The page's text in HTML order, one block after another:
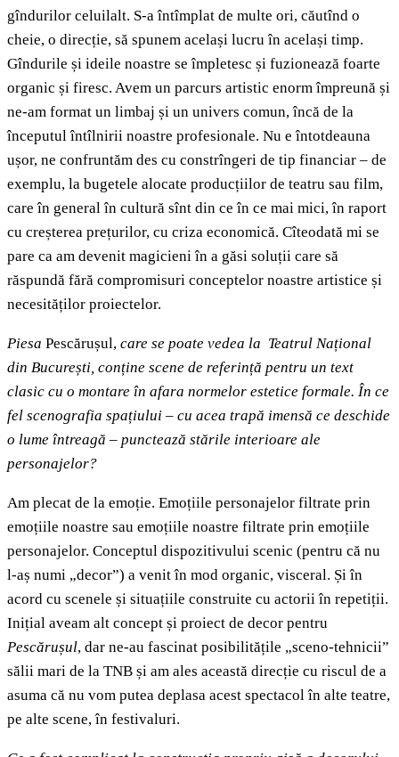
gîndurilor celuilalt. S-a întîmplat de multe ori, căutînd o
cheie, o direcție, să spunem același lucru în același timp.
Gîndurile și ideile noastre se împletesc și fuzionează foarte
organic și firesc. Avem un parcurs artistic enorm împreună și
ne-am format un limbaj și un univers comun, încă de la
începutul întîlnirii noastre profesionale. Nu e întotdeauna
ușor, ne confruntăm des cu constrîngeri de tip financiar – de
exemplu, la bugetele alocate producțiilor de teatru sau film,
care în general în cultură sînt din ce în ce mai mici, în raport
cu creșterea prețurilor, cu criza economică. Cîteodată mi se
pare ca am devenit magicieni în a găsi soluții care să
răspundă fără compromisuri conceptelor noastre artistice și
necesităților proiectelor.
Piesa Pescărușul, care se poate vedea la Teatrul Național
din București, conține scene de referință pentru un text
clasic cu o montare în afara normelor estetice formale. În ce
fel scenografia spațiului – cu acea trapă imensă ce deschide
o lume întreagă – punctează stările interioare ale
personajelor?
Am plecat de la emoție. Emoțiile personajelor filtrate prin
emoțiile noastre sau emoțiile noastre filtrate prin emoțiile
personajelor. Conceptul dispozitivului scenic (pentru că nu
l-aș numi „decor”) a venit în mod organic, visceral. Și în
acord cu scenele și situațiile construite cu actorii în repetiții.
Inițial aveam alt concept și proiect de decor pentru
Pescărușul, dar ne-au fascinat posibilitățile „sceno-tehnicii”
sălii mari de la TNB și am ales această direcție cu riscul de a
asuma că nu vom putea deplasa acest spectacol în alte teatre,
pe alte scene, în festivaluri.